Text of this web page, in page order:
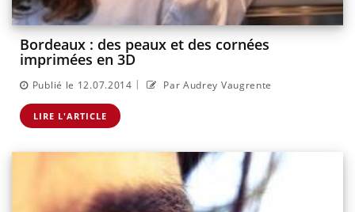
Bordeaux : des peaux et des cornées
imprimées en 3D
Publié le 12.07.2014 | Par Audrey Vaugrente
LIRE L'ARTICLE